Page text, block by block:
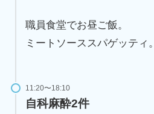
職員食堂でお昼ご飯。
ミートソーススパゲッティ。
11:20〜18:10
自科麻酔2件